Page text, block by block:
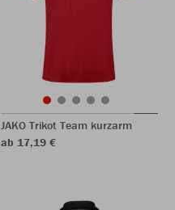
JAKO Trikot Team kurzarm
ab 17,19 €